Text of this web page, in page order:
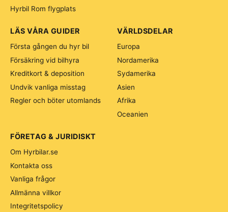
Hyrbil Rom flygplats
VÄRLDSDELAR
Europa
Nordamerika
Sydamerika
Asien
Afrika
Oceanien
LÄS VÅRA GUIDER
Första gången du hyr bil
Försäkring vid bilhyra
Kreditkort & deposition
Undvik vanliga misstag
Regler och böter utomlands
FÖRETAG & JURIDISKT
Om Hyrbilar.se
Kontakta oss
Vanliga frågor
Allmänna villkor
Integritetspolicy